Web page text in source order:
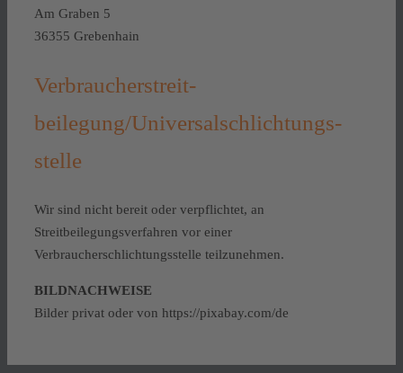
Am Graben 5
36355 Grebenhain
Verbraucher­streit­
beilegung/Universal­schlichtungs­
stelle
Wir sind nicht bereit oder verpflichtet, an
Streitbeilegungsverfahren vor einer
Verbraucherschlichtungsstelle teilzunehmen.
BILDNACHWEISE
Bilder privat oder von https://pixabay.com/de